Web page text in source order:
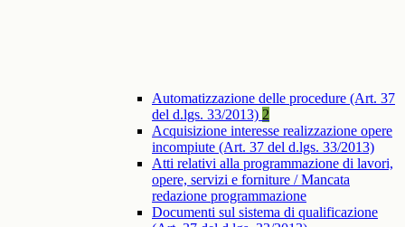
Automatizzazione delle procedure (Art. 37
del d.lgs. 33/2013) 2
Acquisizione interesse realizzazione opere
incompiute (Art. 37 del d.lgs. 33/2013)
Atti relativi alla programmazione di lavori,
opere, servizi e forniture / Mancata
redazione programmazione
Documenti sul sistema di qualificazione